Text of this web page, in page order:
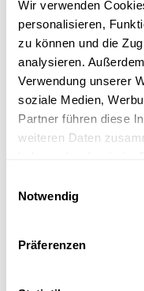
Wir verwenden
personalisieren,
zu können und die
analysieren.
Verwendung unserer
soziale Medien,
Partner führen diese
weiteren Daten
Notwendig
Präferenzen
repräsentiert, sei es
ein stimmungsvolles
🔹Bildergalerie
Mit einer Galerie
Dienstleistungen,
ansprechend
Bildergalerie
Bieten Sie Ihren
herunterzuladen. So
über Ihr Angebot